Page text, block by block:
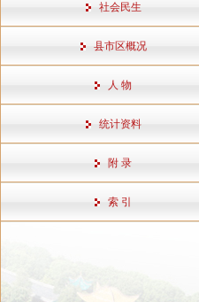
社会民生
县市区概况
人 物
统计资料
附 录
索 引